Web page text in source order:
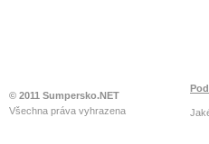
© 2011 Sumpersko.NET
Všechna práva vyhrazena